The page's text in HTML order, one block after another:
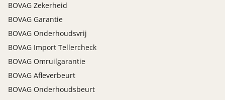
BOVAG Zekerheid
BOVAG Garantie
BOVAG Onderhoudsvrij
BOVAG Import Tellercheck
BOVAG Omruilgarantie
BOVAG Afleverbeurt
BOVAG Onderhoudsbeurt